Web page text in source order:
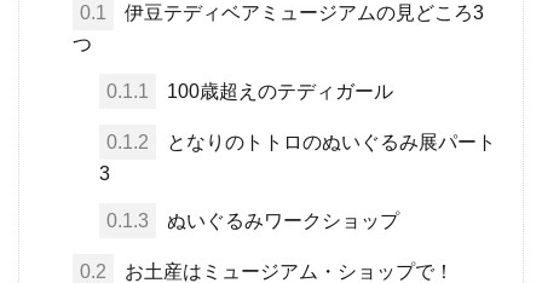
0.1
伊豆テディベアミュージアムの見どころ3
つ
0.1.1 100歳超えのテディガール
0.1.2
となりのトトロのぬいぐるみ展パート
3
0.1.3 ぬいぐるみワークショップ
0.2 お土産はミュージアム・ショップで！